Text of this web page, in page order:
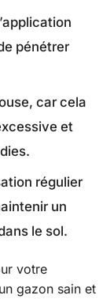
pénétrer
car cela
et
régulier
un
le sol.
votre
gazon sain et